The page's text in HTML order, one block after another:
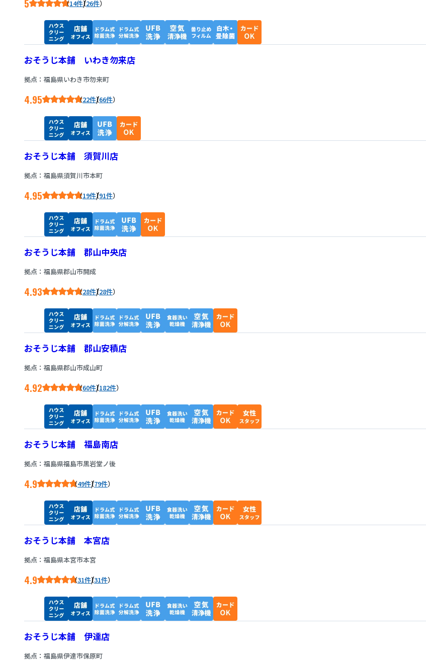
5 14件/26件
おそうじ本舗 いわき勿来店
拠点：福島県いわき市勿来町
4.95 22件/66件
おそうじ本舗 須賀川店
拠点：福島県須賀川市本町
4.95 19件/91件
おそうじ本舗 郡山中央店
拠点：福島県郡山市開成
4.93 28件/28件
おそうじ本舗 郡山安積店
拠点：福島県郡山市成山町
4.92 60件/182件
おそうじ本舗 福島南店
拠点：福島県福島市黒岩堂ノ後
4.9 49件/79件
おそうじ本舗 本宮店
拠点：福島県本宮市本宮
4.9 31件/31件
おそうじ本舗 伊達店
拠点：福島県伊達市保原町